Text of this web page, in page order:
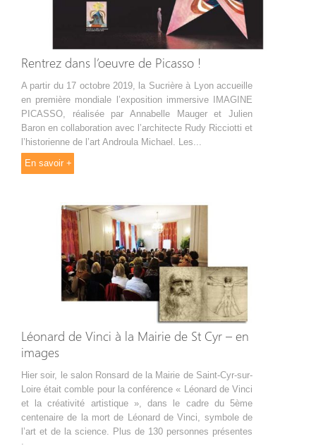
Rentrez dans l’oeuvre de Picasso !
A partir du 17 octobre 2019, la Sucrière à Lyon accueille
en première mondiale l’exposition immersive IMAGINE
PICASSO, réalisée par Annabelle Mauger et Julien
Baron en collaboration avec l’architecte Rudy Ricciotti et
l’historienne de l’art Androula Michael. Les...
En savoir +
Léonard de Vinci à la Mairie de St Cyr – en
images
Hier soir, le salon Ronsard de la Mairie de Saint-Cyr-sur-
Loire était comble pour la conférence « Léonard de Vinci
et la créativité artistique », dans le cadre du 5ème
centenaire de la mort de Léonard de Vinci, symbole de
l’art et de la science. Plus de 130 personnes présentes
:...